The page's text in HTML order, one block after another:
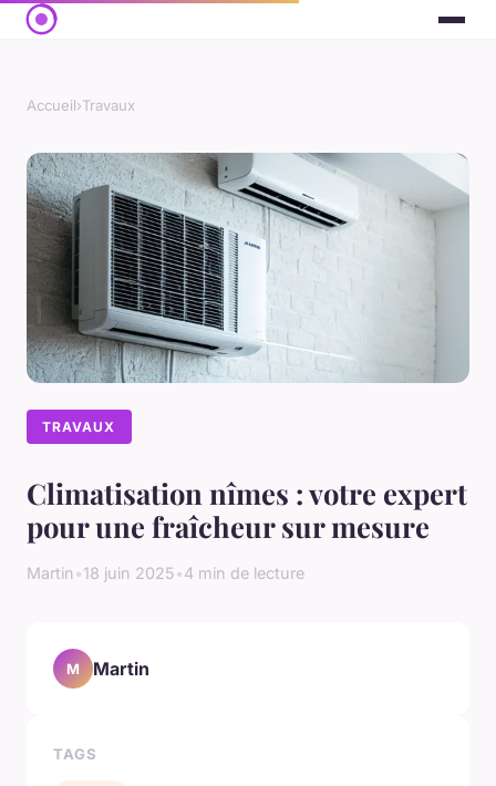
Accueil›Travaux
TRAVAUX
Climatisation nîmes : votre expert
pour une fraîcheur sur mesure
Martin•18 juin 2025•4 min de lecture
M Martin
TAGS